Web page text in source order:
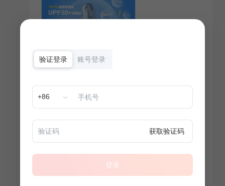
验证登录 账号登录
+86
获取验证码
登录